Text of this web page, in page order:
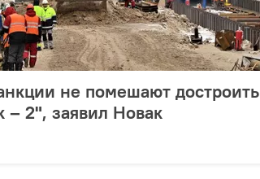
не помешают достроить
2", заявил Новак